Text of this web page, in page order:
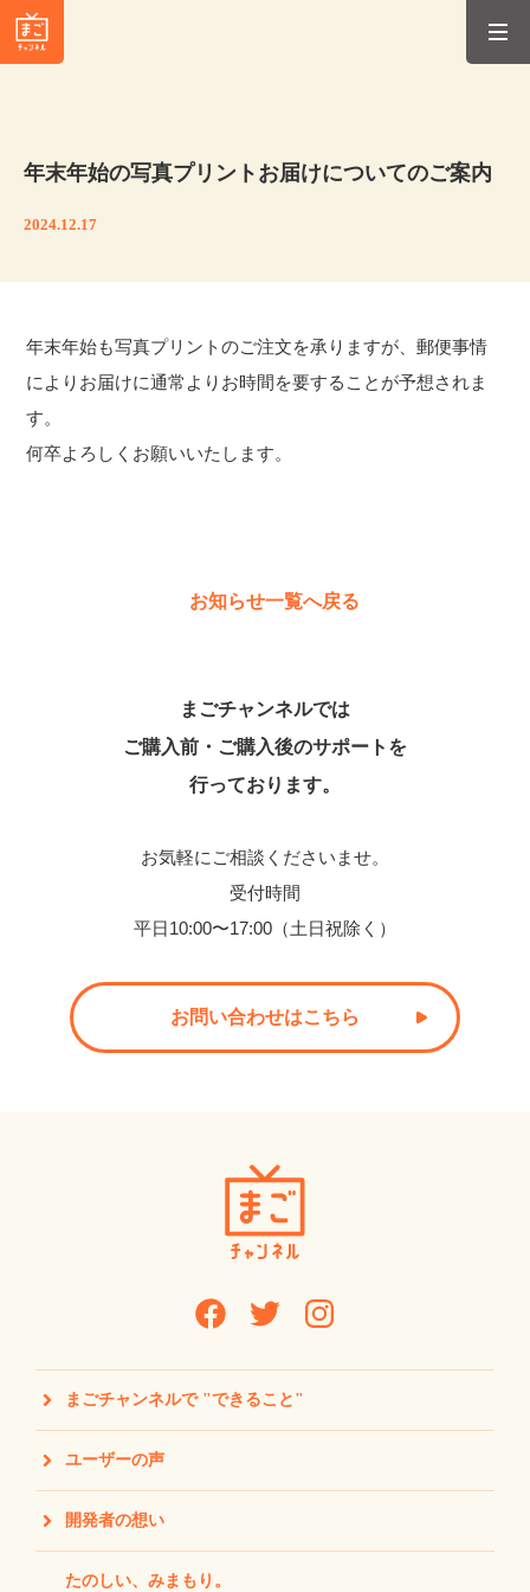
年末年始の写真プリントお届けについてのご案内
2024.12.17
年末年始も写真プリントのご注文を承りますが、郵便事情
によりお届けに通常よりお時間を要することが予想されま
す。
何卒よろしくお願いいたします。
お知らせ一覧へ戻る
まごチャンネルでは
ご購入前・ご購入後のサポートを
行っております。
お気軽にご相談くださいませ。
受付時間
平日10:00〜17:00（土日祝除く）
お問い合わせはこちら
まごチャンネルで "できること"
ユーザーの声
開発者の想い
たのしい、みまもり。